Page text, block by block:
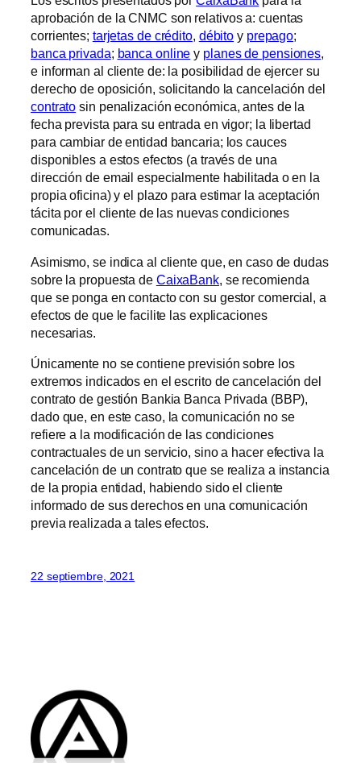
aprobación de la CNMC son relativos a: cuentas
corrientes; tarjetas de crédito, débito y prepago;
banca privada; banca online y planes de pensiones,
e informan al cliente de: la posibilidad de ejercer su
derecho de oposición, solicitando la cancelación del
contrato sin penalización económica, antes de la
fecha prevista para su entrada en vigor; la libertad
para cambiar de entidad bancaria; los cauces
disponibles a estos efectos (a través de una
dirección de email especialmente habilitada o en la
propia oficina) y el plazo para estimar la aceptación
tácita por el cliente de las nuevas condiciones
comunicadas.
Asimismo, se indica al cliente que, en caso de dudas
sobre la propuesta de CaixaBank, se recomienda
que se ponga en contacto con su gestor comercial, a
efectos de que le facilite las explicaciones
necesarias.
Únicamente no se contiene previsión sobre los
extremos indicados en el escrito de cancelación del
contrato de gestión Bankia Banca Privada (BBP),
dado que, en este caso, la comunicación no se
refiere a la modificación de las condiciones
contractuales de un servicio, sino a hacer efectiva la
cancelación de un contrato que se realiza a instancia
de la propia entidad, habiendo sido el cliente
informado de sus derechos en una comunicación
previa realizada a tales efectos.
22 septiembre, 2021